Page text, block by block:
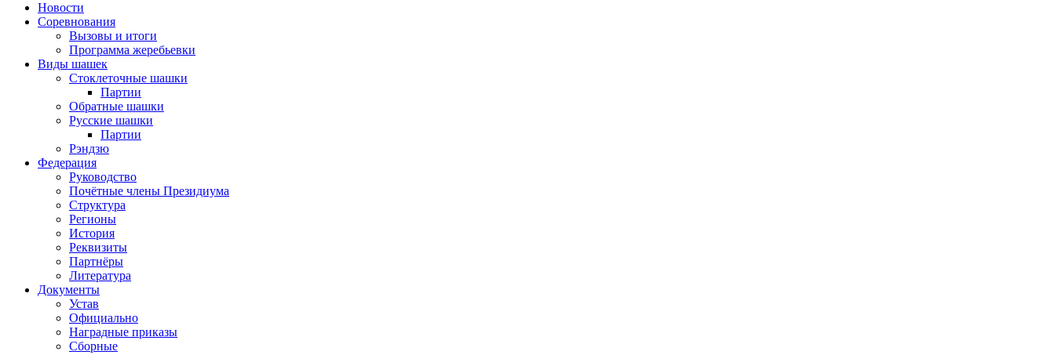
Новости
Соревнования
Вызовы и итоги
Программа жеребьевки
Виды шашек
Стоклеточные шашки
Партии
Обратные шашки
Русские шашки
Партии
Рэндзю
Федерация
Руководство
Почётные члены Президиума
Структура
Регионы
История
Реквизиты
Партнёры
Литература
Документы
Устав
Официально
Наградные приказы
Сборные